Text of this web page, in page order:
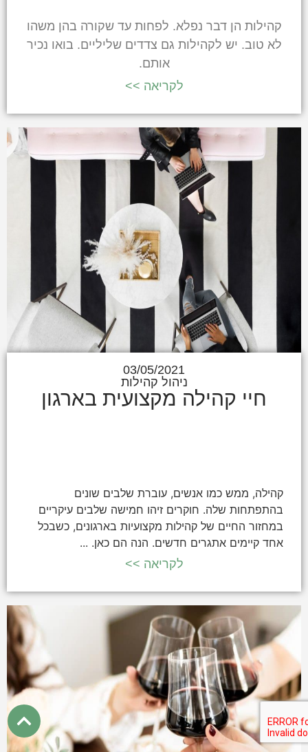
קהילות הן דבר נפלא. לפחות עד שקורה בהן משהו
לא טוב. יש לקהילות גם צדדים שליליים. בואו נכיר
אותם.
לקריאה >>
03/05/2021
ניהול קהילות
חיי קהילה מקצועית בארגון
קהילה, ממש כמו אנשים, עוברת שלבים שונים
בהתפתחות שלה. חוקרים זיהו חמישה שלבים עיקריים
במחזור החיים של קהילות מקצועיות בארגונים, כשבכל
אחד קיימים אתגרים חדשים. הנה הם כאן. ...
לקריאה >>